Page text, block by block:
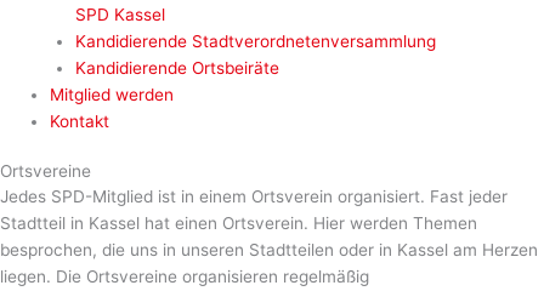
SPD Kassel
Kandidierende Stadtverordnetenversammlung
Kandidierende Ortsbeiräte
Mitglied werden
Kontakt
Ortsvereine
Jedes SPD-Mitglied ist in einem Ortsverein organisiert. Fast jeder
Stadtteil in Kassel hat einen Ortsverein. Hier werden Themen
besprochen, die uns in unseren Stadtteilen oder in Kassel am Herzen
liegen. Die Ortsvereine organisieren regelmäßig